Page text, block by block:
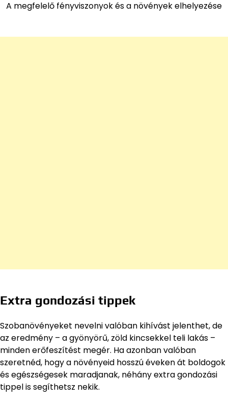
A megfelelő fényviszonyok és a növények elhelyezése
Extra gondozási tippek
Szobanövényeket nevelni valóban kihívást jelenthet, de
az eredmény – a gyönyörű, zöld kincsekkel teli lakás –
minden erőfeszítést megér. Ha azonban valóban
szeretnéd, hogy a növényeid hosszú éveken át boldogok
és egészségesek maradjanak, néhány extra gondozási
tippel is segíthetsz nekik.